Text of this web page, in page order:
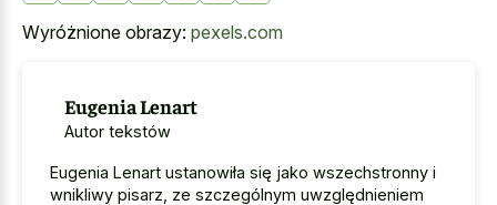
Wyróżnione obrazy: pexels.com
Eugenia Lenart
Autor tekstów
Eugenia Lenart ustanowiła się jako wszechstronny i
wnikliwy pisarz, ze szczególnym uwzględnieniem